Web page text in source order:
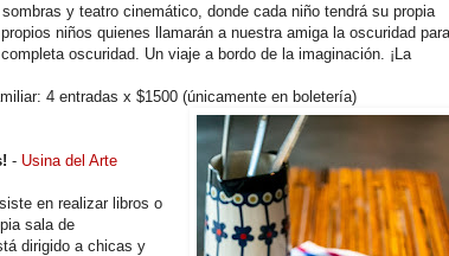
y teatro cinemático, donde cada niño tendrá su propia
niños quienes llamarán a nuestra amiga la oscuridad para
oscuridad. Un viaje a bordo de la imaginación. ¡La
4 entradas x $1500 (únicamente en boletería)
- Usina del Arte
en realizar libros o
sala de
dirigido a chicas y